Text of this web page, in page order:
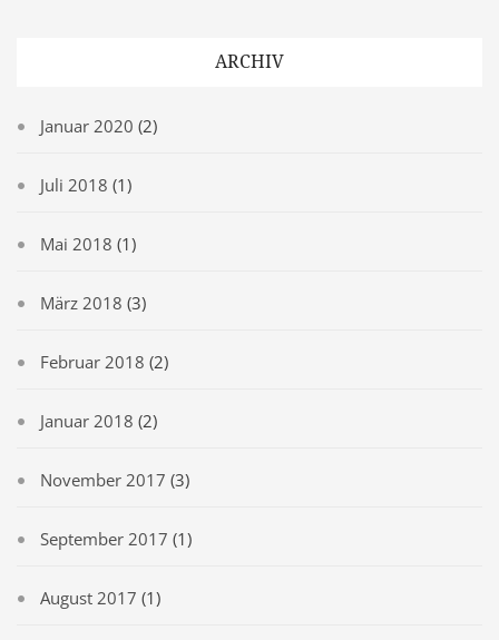
ARCHIV
Januar 2020 (2)
Juli 2018 (1)
Mai 2018 (1)
März 2018 (3)
Februar 2018 (2)
Januar 2018 (2)
November 2017 (3)
September 2017 (1)
August 2017 (1)